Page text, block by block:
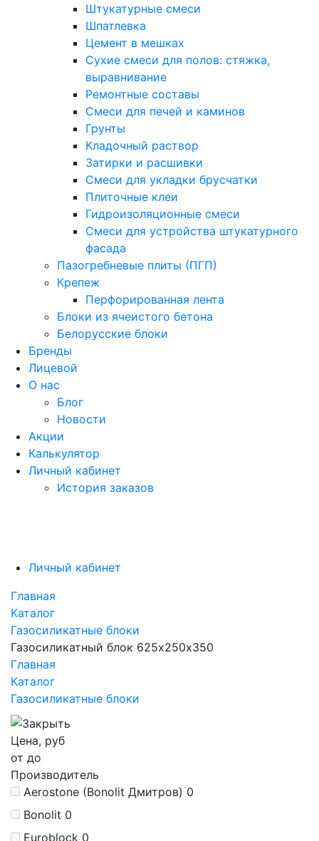
Штукатурные смеси
Шпатлевка
Цемент в мешках
Сухие смеси для полов: стяжка,
выравнивание
Ремонтные составы
Смеси для печей и каминов
Грунты
Кладочный раствор
Затирки и расшивки
Смеси для укладки брусчатки
Плиточные клеи
Гидроизоляционные смеси
Смеси для устройства штукатурного
фасада
Пазогребневые плиты (ПГП)
Крепеж
Перфорированная лента
Блоки из ячеистого бетона
Белорусские блоки
Бренды
Лицевой
О нас
Блог
Новости
Акции
Калькулятор
Личный кабинет
История заказов
Личный кабинет
Главная
Каталог
Газосиликатные блоки
Газосиликатный блок 625х250х350
Главная
Каталог
Газосиликатные блоки
Цена, руб
от до
Производитель
Aerostone (Bonolit Дмитров) 0
Bonolit 0
Euroblock 0